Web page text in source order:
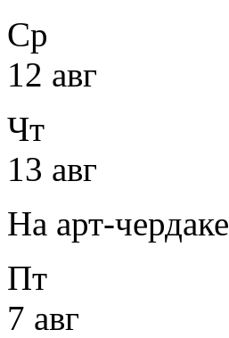
Ср
12 авг
Чт
13 авг
На арт-чердаке
Пт
7 авг